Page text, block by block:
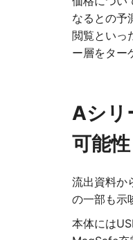
なるとの予
閲覧といっ
ー層をター
Aシリ
可能性
流出資料か
の一部も示
本体には